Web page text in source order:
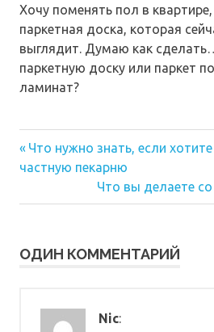
Хочу поменять пол в
паркетная доска, которая
выглядит. Думаю как
паркетную доску или паркет
ламинат?
Навигация
записям
Предыдущая
запись:
Что нужно знать, если
частную пекарню
Следующая
запись:
Что вы делаете
ОДИН КОММЕНТАРИЙ
Nic: